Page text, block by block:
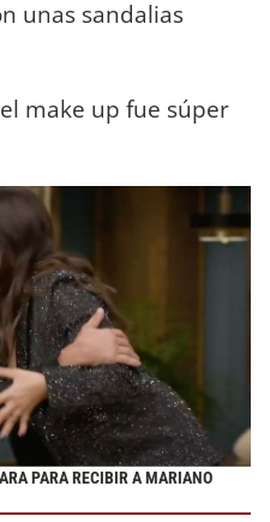
unas sandalias
make up fue súper
PARA RECIBIR A MARIANO